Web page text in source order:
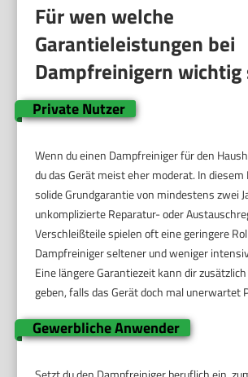
Für wen welche
Garantieleistungen bei
Dampfreinigern wichtig
Private Nutzer
Wenn du einen Dampfreiniger für den
du das Gerät meist eher moderat. In diesem
solide Grundgarantie von mindestens zwei
unkomplizierte Reparatur- oder
Verschleißteile spielen oft eine geringere
Dampfreiniger seltener und weniger
Eine längere Garantiezeit kann dir
geben, falls das Gerät doch mal unerwartet
Gewerbliche Anwender